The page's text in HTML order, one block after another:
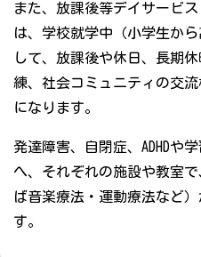
また、放課後等デイサービ
は、学校就学中（小学生か
して、放課後や休日、長期
練、社会コミュニティの交
になります。
発達障害、自閉症、ADHDや
へ、それぞれの施設や教室
ば音楽療法・運動療法など
す。